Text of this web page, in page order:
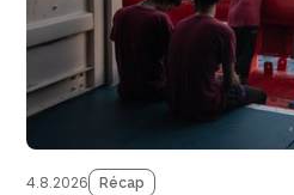
4.8.2026 Récap